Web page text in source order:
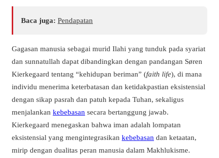
Baca juga: Pendapatan
Gagasan manusia sebagai murid Ilahi yang tunduk pada syariat
dan sunnatullah dapat dibandingkan dengan pandangan Søren
Kierkegaard tentang “kehidupan beriman” (faith life), di mana
individu menerima keterbatasan dan ketidakpastian eksistensial
dengan sikap pasrah dan patuh kepada Tuhan, sekaligus
menjalankan kebebasan secara bertanggung jawab.
Kierkegaard menegaskan bahwa iman adalah lompatan
eksistensial yang mengintegrasikan kebebasan dan ketaatan,
mirip dengan dualitas peran manusia dalam Makhlukisme.